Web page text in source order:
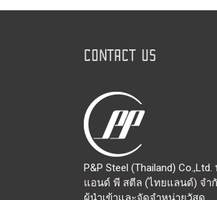
CONTACT US
P&P Steel (Thailand)
แอนด์ พี สตีล (ไทยแลนด์) จำ